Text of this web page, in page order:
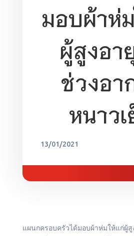
มอบผ้าห่
ผู้สูงอา
ช่วงอา
หนาว
13/01/2021
แผนกครอบครัวได้มอบผ้าห่มให้แก่ผู้